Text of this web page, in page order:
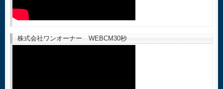
株式会社ワンオーナー WEBCM30秒